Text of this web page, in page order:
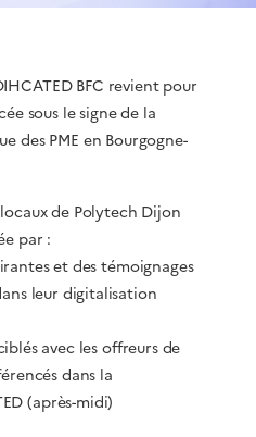
BFC revient pour
sous le signe de la
des PME en Bourgogne-
de Polytech Dijon
par :
et des témoignages
leur digitalisation
avec les offreurs de
dans la
(après-midi)